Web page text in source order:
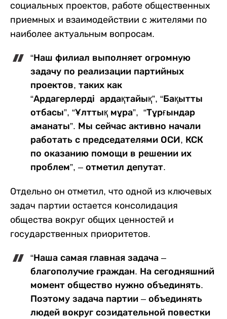
социальных проектов, работе общественных
приемных и взаимодействии с жителями по
наиболее актуальным вопросам.
“Наш филиал выполняет огромную
задачу по реализации партийных
проектов, таких как
“Ардагерлерді ардақтайық”, “Бақытты
отбасы”, “Ұлттық мұра”, “Тұрғындар
аманаты”. Мы сейчас активно начали
работать с председателями ОСИ, КСК
по оказанию помощи в решении их
проблем”, – отметил депутат.
Отдельно он отметил, что одной из ключевых
задач партии остается консолидация
общества вокруг общих ценностей и
государственных приоритетов.
“Наша самая главная задача –
благополучие граждан. На сегодняшний
момент общество нужно объединять.
Поэтому задача партии – объединять
людей вокруг созидательной повестки